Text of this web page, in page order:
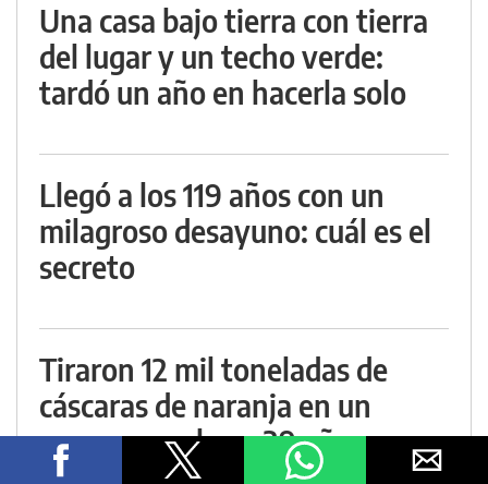
Una casa bajo tierra con tierra
del lugar y un techo verde:
tardó un año en hacerla solo
Llegó a los 119 años con un
milagroso desayuno: cuál es el
secreto
Tiraron 12 mil toneladas de
cáscaras de naranja en un
campo seco hace 29 años y